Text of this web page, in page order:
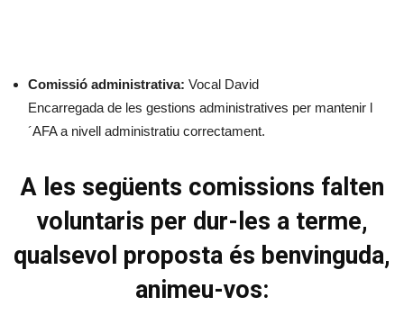
Comissió administrativa: Vocal David
Encarregada de les gestions administratives per mantenir l
´AFA a nivell administratiu correctament.
A les següents comissions falten
voluntaris per dur-les a terme,
qualsevol proposta és benvinguda,
animeu-vos: